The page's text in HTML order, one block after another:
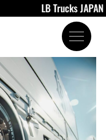
LB Trucks JAPAN